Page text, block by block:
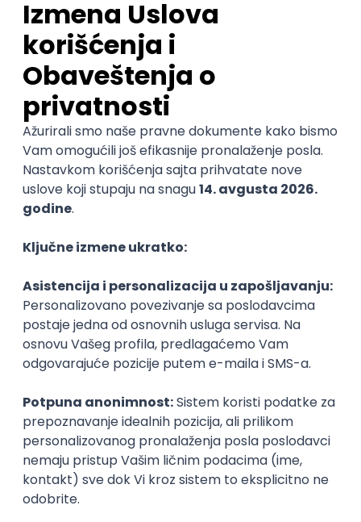
Najnoviji poslovi svakog dana u tvom
inboxu
Prijavi se
Trenutno nema oglasa po traženim kriterijumima
pretrage.
Pogledaj slične oglase ili izmeni kriterijume pretrage
OGLASI PO KRITERIJUMU VPN
Nebius
15.09.2026.
VPN BGP QoS Juniper Senior
Infrastructure Security Engineer
Nebius
13.09.2026.
Linux Python VPN Bash
Kubernetes
Intermediate
Senior